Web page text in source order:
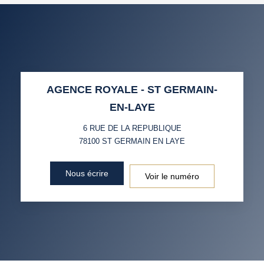
TAXE FONCIÈRE
PART DES MÉNAGES SANS
VOITURE
SUPERFICIE :
RÉSULTATS DES LYCÉES ECOLES ET CRÈCHES
COMMERCES
AGENCE ROYALE - ST GERMAIN-
EN-LAYE
6 RUE DE LA REPUBLIQUE
78100 ST GERMAIN EN LAYE
Nous écrire Voir le numéro